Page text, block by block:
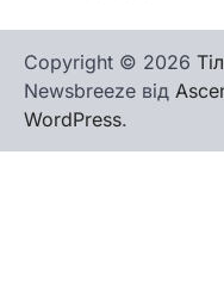
Copyright © 2026
Newsbreeze від
WordPress.